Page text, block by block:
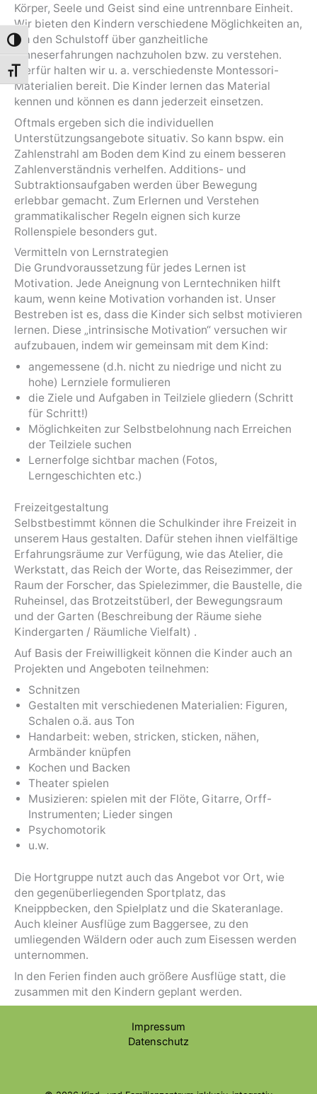
Umschalten auf hohe Kontraste
Schrift vergrößern
Körper, Seele und Geist sind eine untrennbare Einheit.
Wir bieten den Kindern verschiedene Möglichkeiten an,
um den Schulstoff über ganzheitliche
Sinneserfahrungen nachzuholen bzw. zu verstehen.
Hierfür halten wir u. a. verschiedenste Montessori-
Materialien bereit. Die Kinder lernen das Material
kennen und können es dann jederzeit einsetzen.
Oftmals ergeben sich die individuellen
Unterstützungsangebote situativ. So kann bspw. ein
Zahlenstrahl am Boden dem Kind zu einem besseren
Zahlenverständnis verhelfen. Additions- und
Subtraktionsaufgaben werden über Bewegung
erlebbar gemacht. Zum Erlernen und Verstehen
grammatikalischer Regeln eignen sich kurze
Rollenspiele besonders gut.
Vermitteln von Lernstrategien
Die Grundvoraussetzung für jedes Lernen ist
Motivation. Jede Aneignung von Lerntechniken hilft
kaum, wenn keine Motivation vorhanden ist. Unser
Bestreben ist es, dass die Kinder sich selbst motivieren
lernen. Diese „intrinsische Motivation“ versuchen wir
aufzubauen, indem wir gemeinsam mit dem Kind:
angemessene (d.h. nicht zu niedrige und nicht zu
hohe) Lernziele formulieren
die Ziele und Aufgaben in Teilziele gliedern (Schritt
für Schritt!)
Möglichkeiten zur Selbstbelohnung nach Erreichen
der Teilziele suchen
Lernerfolge sichtbar machen (Fotos,
Lerngeschichten etc.)
Freizeitgestaltung
Selbstbestimmt können die Schulkinder ihre Freizeit in
unserem Haus gestalten. Dafür stehen ihnen vielfältige
Erfahrungsräume zur Verfügung, wie das Atelier, die
Werkstatt, das Reich der Worte, das Reisezimmer, der
Raum der Forscher, das Spielezimmer, die Baustelle, die
Ruheinsel, das Brotzeitstüberl, der Bewegungsraum
und der Garten (Beschreibung der Räume siehe
Kindergarten / Räumliche Vielfalt) .
Auf Basis der Freiwilligkeit können die Kinder auch an
Projekten und Angeboten teilnehmen:
Schnitzen
Gestalten mit verschiedenen Materialien: Figuren,
Schalen o.ä. aus Ton
Handarbeit: weben, stricken, sticken, nähen,
Armbänder knüpfen
Kochen und Backen
Theater spielen
Musizieren: spielen mit der Flöte, Gitarre, Orff-
Instrumenten; Lieder singen
Psychomotorik
u.w.
Die Hortgruppe nutzt auch das Angebot vor Ort, wie
den gegenüberliegenden Sportplatz, das
Kneippbecken, den Spielplatz und die Skateranlage.
Auch kleiner Ausflüge zum Baggersee, zu den
umliegenden Wäldern oder auch zum Eisessen werden
unternommen.
In den Ferien finden auch größere Ausflüge statt, die
zusammen mit den Kindern geplant werden.
Impressum
Datenschutz